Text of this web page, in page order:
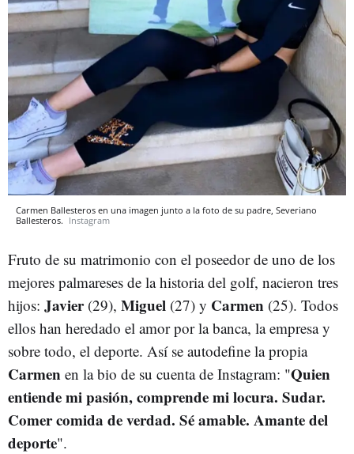
Carmen Ballesteros en una imagen junto a la foto de su padre, Severiano
Ballesteros. Instagram
Fruto de su matrimonio con el poseedor de uno de los
mejores palmareses de la historia del golf, nacieron tres
hijos: Javier(29), Miguel (27) y Carmen (25). Todos
ellos han heredado el amor por la banca, la empresa y
sobre todo, el deporte. Así se autodefine la propia
Carmen en la bio de su cuenta de Instagram: "Quien
entiende mi pasión, comprende mi locura. Sudar.
Comer comida de verdad. Sé amable. Amante del
deporte".